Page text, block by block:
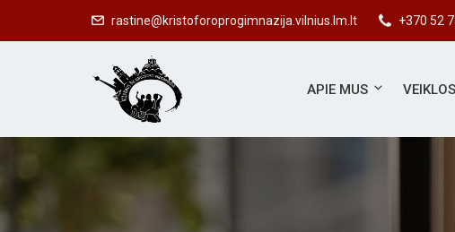
rastine@kristoforoprogimnazija.vilnius.lm.lt +370 52
APIE MUS